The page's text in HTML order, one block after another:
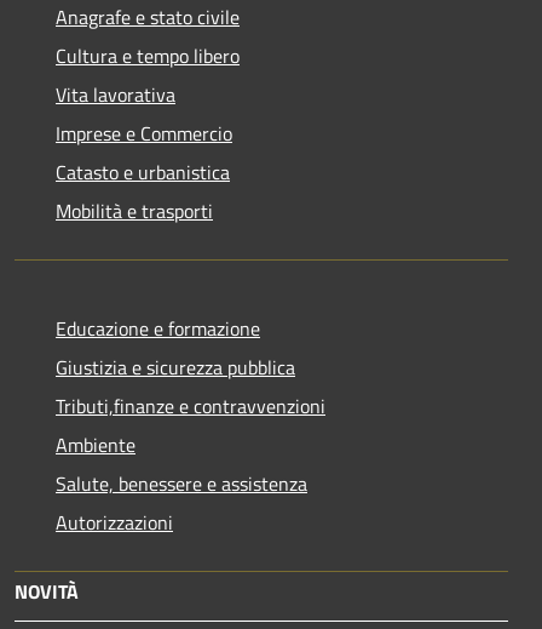
Anagrafe e stato civile
Cultura e tempo libero
Vita lavorativa
Imprese e Commercio
Catasto e urbanistica
Mobilità e trasporti
Educazione e formazione
Giustizia e sicurezza pubblica
Tributi,finanze e contravvenzioni
Ambiente
Salute, benessere e assistenza
Autorizzazioni
NOVITÀ